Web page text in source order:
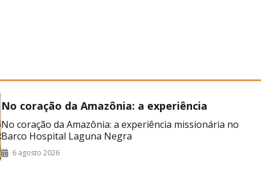
No coração da Amazônia: a experiência
missionária no Barco Hospital Laguna Negra
No coração da Amazônia: a experiência missionária no
Barco Hospital Laguna Negra
6 agosto 2026